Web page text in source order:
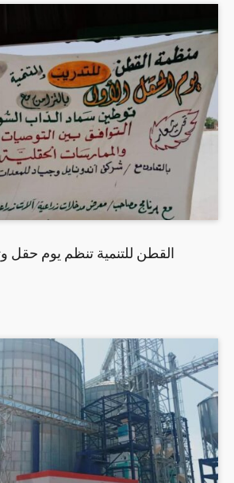
القطن للتنمية تنظم يوم حقل